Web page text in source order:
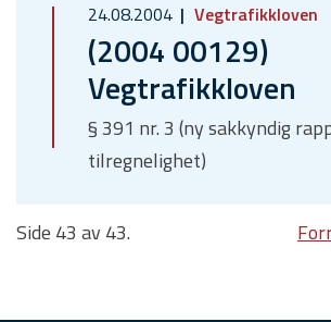
24.08.2004 Vegtrafikkloven
(2004 00129)
Vegtrafikkloven
§ 391 nr. 3 (ny sakkyndig
tilregnelighet)
Side 43 av 43.